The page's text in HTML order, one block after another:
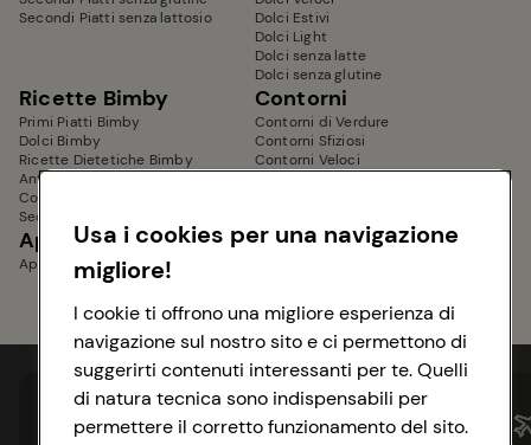
Secondi Piatti senza lattosio
Dolci Estivi
Dolci Light
Dolci senza latte
Dolci senza glutine
Ricette Bimby
Primi Piatti Bimby
Dolci Bimby
Ricette Dietetiche Bimby
Antipasti Bimby
Contorni Bimby
Secondi Piatti Bimby
Contorni
Contorni di Verdure
Contorni Sfiziosi
Contorni Veloci
Aperitivi e Stuzzichini
Aperitivi senza glutine
Piatti Unici
Usa i cookies per una navigazione
migliore!
I cookie ti offrono una migliore esperienza di
navigazione sul nostro sito e ci permettono di
suggerirti contenuti interessanti per te. Quelli
di natura tecnica sono indispensabili per
permettere il corretto funzionamento del sito.